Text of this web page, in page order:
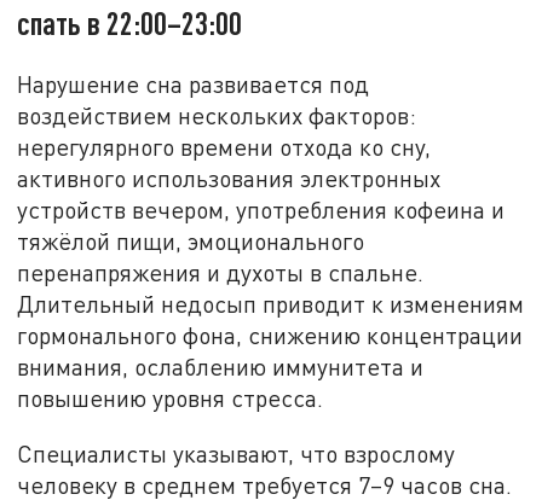
спать в 22:00–23:00
Нарушение сна развивается под
воздействием нескольких факторов:
нерегулярного времени отхода ко сну,
активного использования электронных
устройств вечером, употребления кофеина и
тяжёлой пищи, эмоционального
перенапряжения и духоты в спальне.
Длительный недосып приводит к изменениям
гормонального фона, снижению концентрации
внимания, ослаблению иммунитета и
повышению уровня стресса.
Специалисты указывают, что взрослому
человеку в среднем требуется 7–9 часов сна.